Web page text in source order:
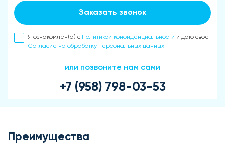
Заказать звонок
Я ознакомлен(а) с Политикой конфиденциальности и даю свое
Согласие на обработку персональных данных
или позвоните нам сами
+7 (958) 798-03-53
Преимущества